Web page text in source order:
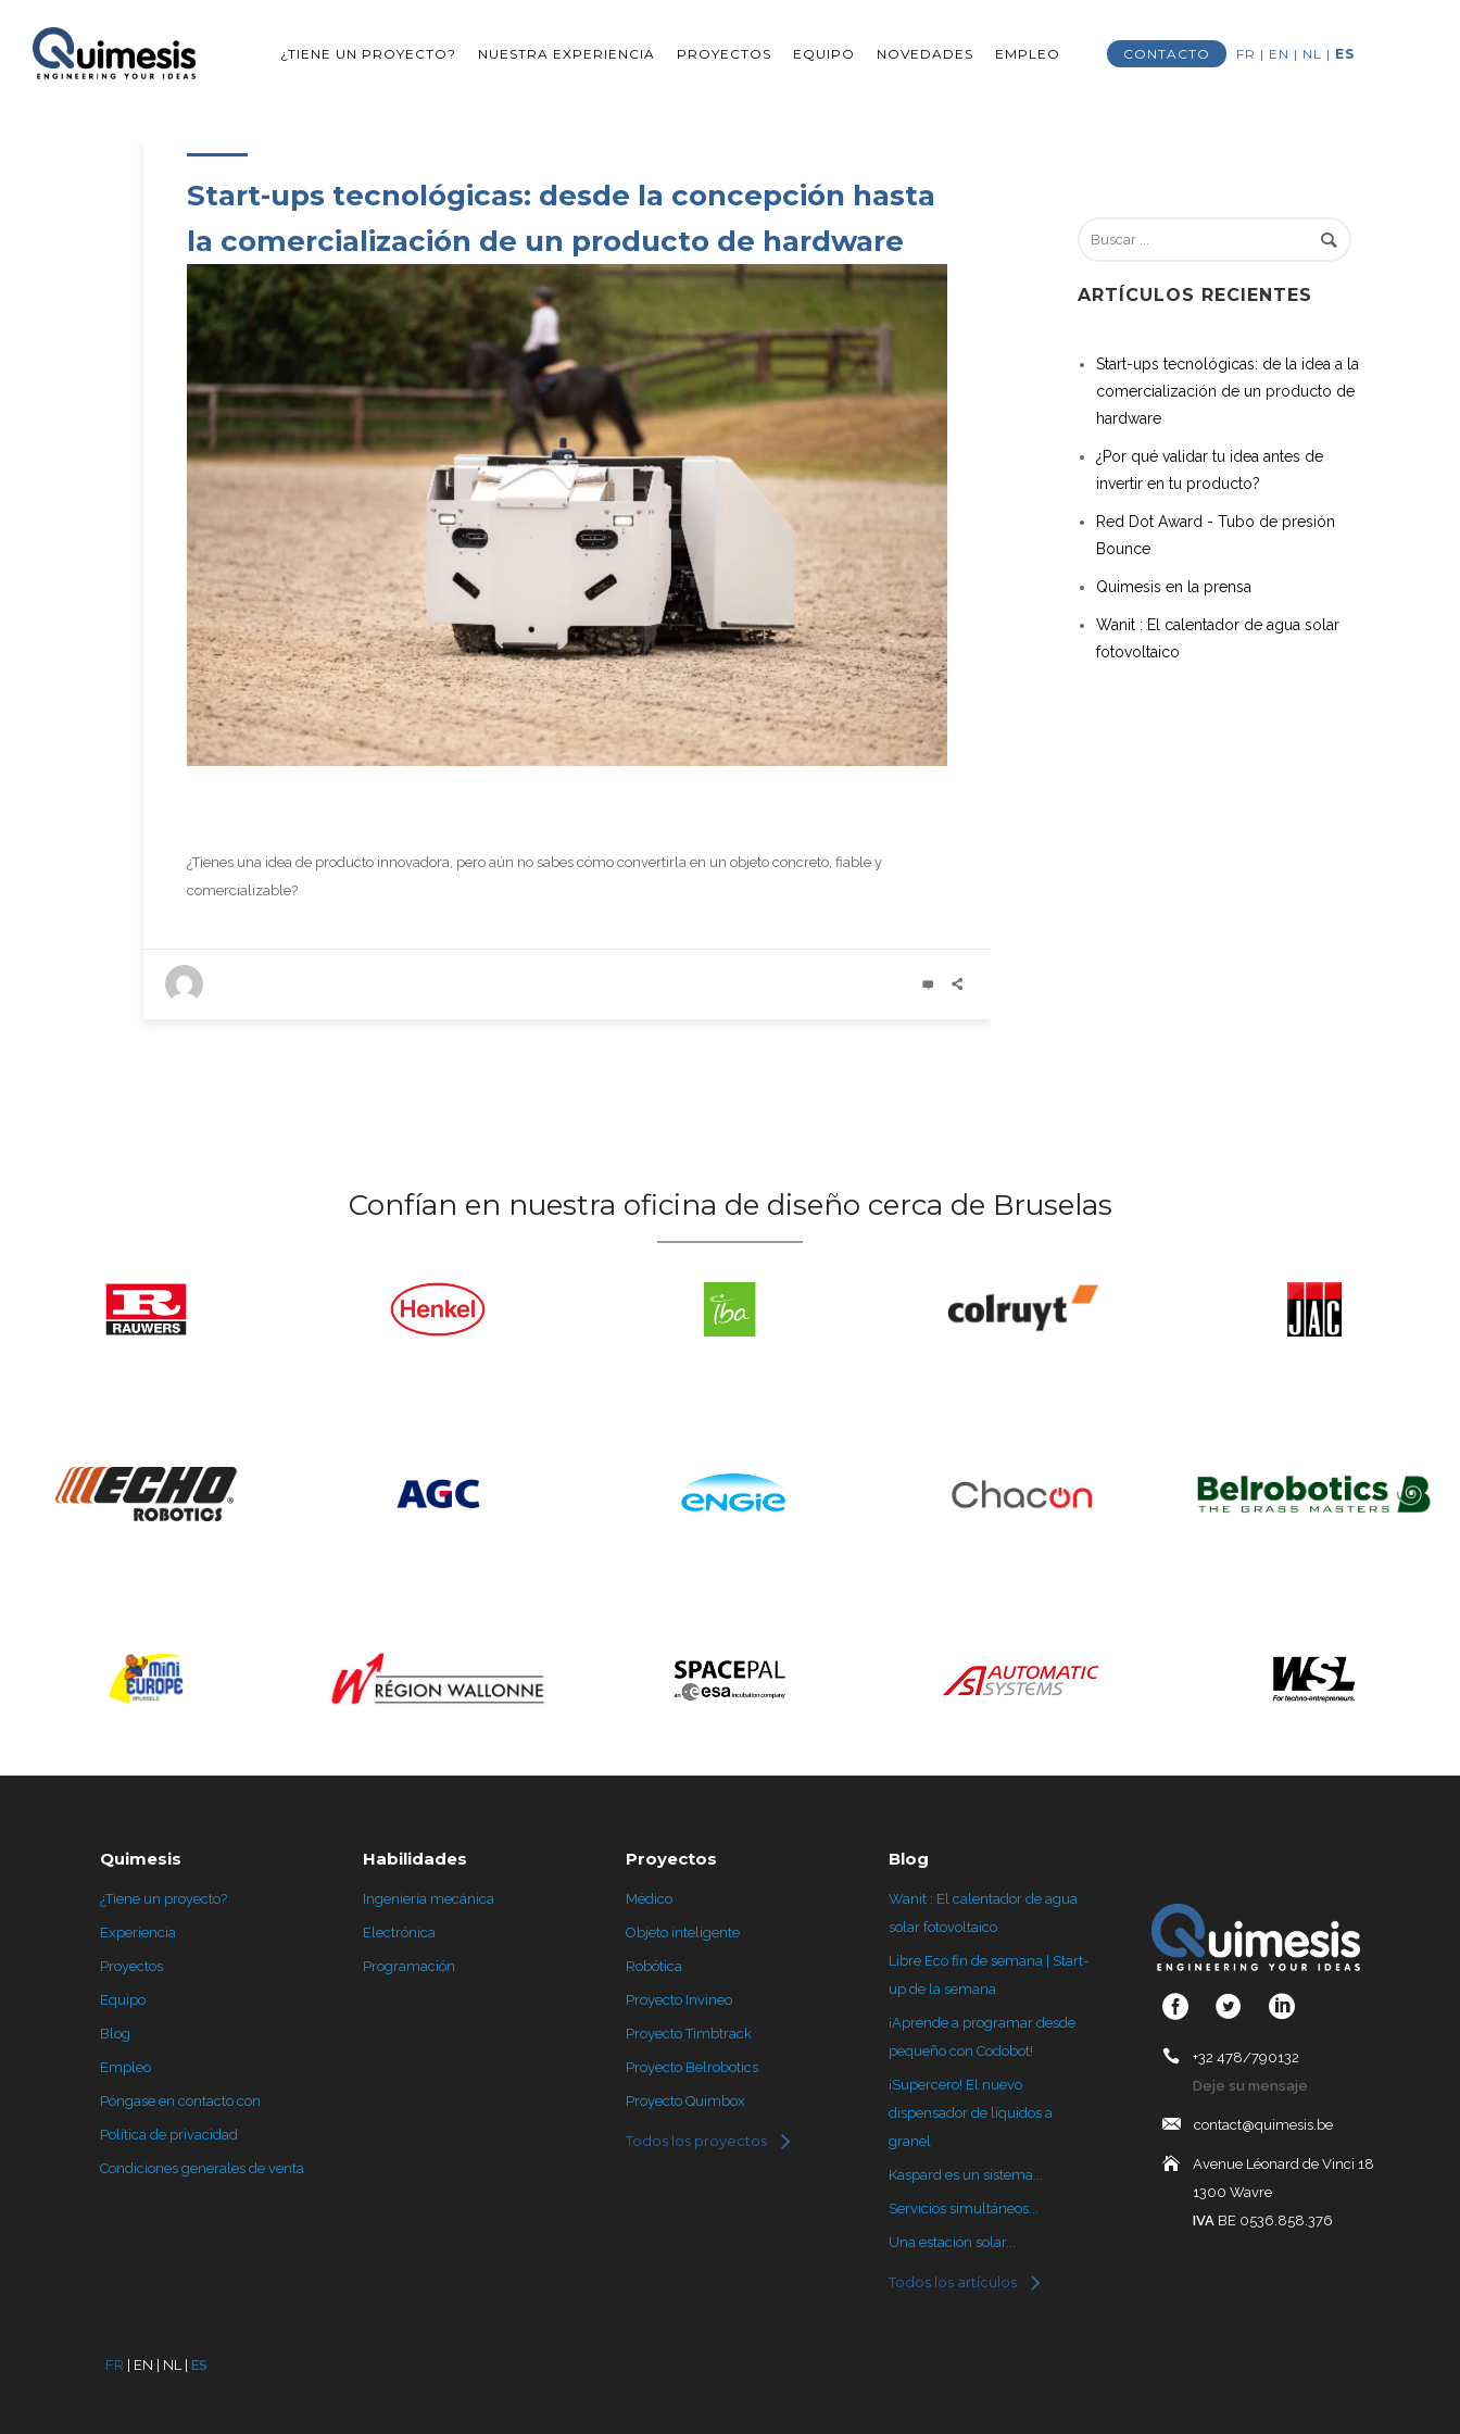
CONTACTO FR | EN | NL | ES
¿TIENE UN PROYECTO? NUESTRA EXPERIENCIA PROYECTOS EQUIPO NOVEDADES EMPLEO
Start-ups tecnológicas: desde la concepción hasta
la comercialización de un producto de hardware
¿Tienes una idea de producto innovadora, pero aún no sabes cómo convertirla en un objeto concreto, fiable y
comercializable?
ARTÍCULOS RECIENTES
Start-ups tecnológicas: de la idea a la
comercialización de un producto de
hardware
¿Por qué validar tu idea antes de
invertir en tu producto?
Red Dot Award - Tubo de presión
Bounce
Quimesis en la prensa
Wanit : El calentador de agua solar
fotovoltaico
Confían en nuestra oficina de diseño cerca de Bruselas
Quimesis
¿Tiene un proyecto?
Experiencia
Proyectos
Equipo
Blog
Empleo
Póngase en contacto con
Política de privacidad
Condiciones generales de venta
Habilidades
Ingeniería mecánica
Electrónica
Programación
Proyectos
Médico
Objeto inteligente
Robótica
Proyecto Invineo
Proyecto Timbtrack
Proyecto Belrobotics
Proyecto Quimbox
Todos los proyectos
Blog
Wanit : El calentador de agua
solar fotovoltaico
Libre Eco fin de semana | Start-
up de la semana
¡Aprende a programar desde
pequeño con Codobot!
¡Supercero! El nuevo
dispensador de líquidos a
granel
Kaspard es un sistema...
Servicios simultáneos...
Una estación solar...
Todos los artículos
+32 478/790132
Deje su mensaje
contact@quimesis.be
Avenue Léonard de Vinci 18
1300 Wavre
IVA BE 0536.858.376
FR EN NL| ES